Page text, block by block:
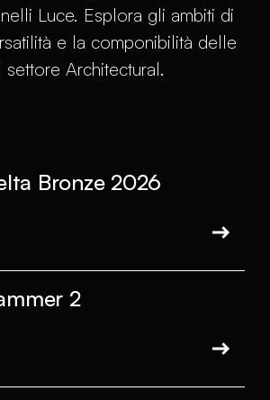
Luce. Esplora gli ambiti di
e la componibilità delle
Architectural.
Bronze 2026
2